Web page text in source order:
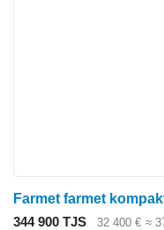
Farmet farmet
344 900 TJS
32 400 € ≈